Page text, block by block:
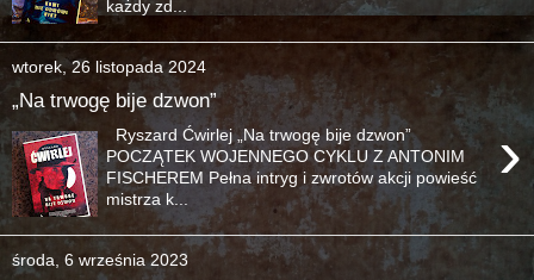
każdy zd...
wtorek, 26 listopada 2024
„Na trwogę bije dzwon”
›
Ryszard Ćwirlej „Na trwogę bije dzwon”
POCZĄTEK WOJENNEGO CYKLU Z ANTONIM
FISCHEREM Pełna intryg i zwrotów akcji powieść
mistrza k...
środa, 6 września 2023